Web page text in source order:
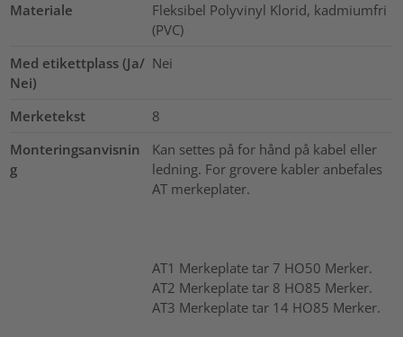
Materiale
Fleksibel Polyvinyl Klorid, kadmiumfri
(PVC)
Med etikettplass (Ja/
Nei)
Nei
Merketekst
8
Monteringsanvisnin
g
Kan settes på for hånd på kabel eller
ledning. For grovere kabler anbefales
AT merkeplater.
AT1 Merkeplate tar 7 HO50 Merker.
AT2 Merkeplate tar 8 HO85 Merker.
AT3 Merkeplate tar 14 HO85 Merker.